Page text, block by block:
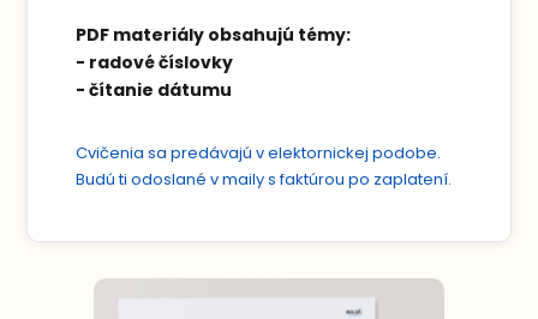
PDF materiály obsahujú témy:
- radové číslovky
- čítanie dátumu
Cvičenia sa predávajú v elektornickej podobe.
Budú ti odoslané v maily s faktúrou po zaplatení.